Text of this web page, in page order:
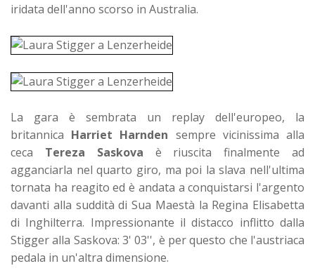
iridata dell'anno scorso in Australia.
La gara è sembrata un replay dell'europeo, la
britannica Harriet Harnden sempre vicinissima alla
ceca Tereza Saskova è riuscita finalmente ad
agganciarla nel quarto giro, ma poi la slava nell'ultima
tornata ha reagito ed è andata a conquistarsi l'argento
davanti alla suddità di Sua Maestà la Regina Elisabetta
di Inghilterra. Impressionante il distacco inflitto dalla
Stigger alla Saskova: 3' 03'', è per questo che l'austriaca
pedala in un'altra dimensione.